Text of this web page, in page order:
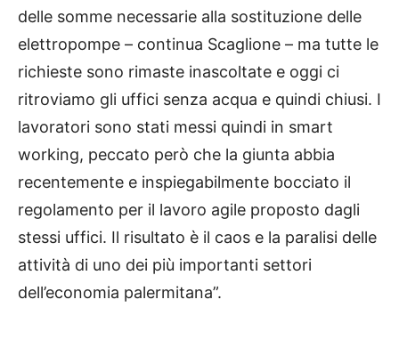
delle somme necessarie alla sostituzione delle
elettropompe – continua Scaglione – ma tutte le
richieste sono rimaste inascoltate e oggi ci
ritroviamo gli uffici senza acqua e quindi chiusi. I
lavoratori sono stati messi quindi in smart
working, peccato però che la giunta abbia
recentemente e inspiegabilmente bocciato il
regolamento per il lavoro agile proposto dagli
stessi uffici. Il risultato è il caos e la paralisi delle
attività di uno dei più importanti settori
dell’economia palermitana”.